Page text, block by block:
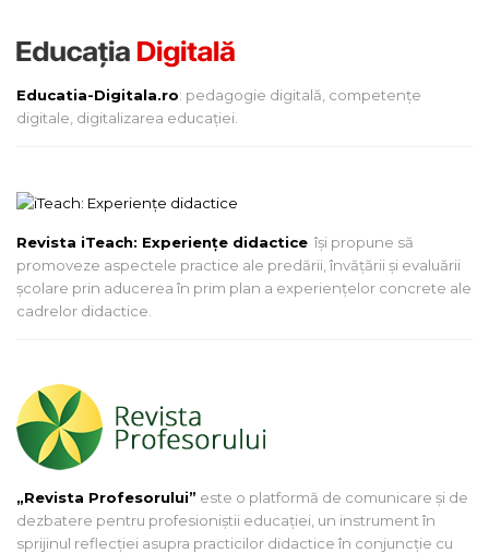
Educatia-Digitala.ro: pedagogie digitală, competențe
digitale, digitalizarea educației.
Revista iTeach: Experienţe didactice îşi propune să
promoveze aspectele practice ale predării, învăţării şi evaluării
şcolare prin aducerea în prim plan a experienţelor concrete ale
cadrelor didactice.
„Revista Profesorului” este o platformă de comunicare și de
dezbatere pentru profesioniștii educației, un instrument în
sprijinul reflecției asupra practicilor didactice în conjuncție cu